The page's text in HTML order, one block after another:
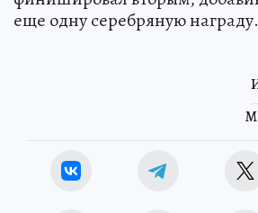
еще одну серебряную награду.